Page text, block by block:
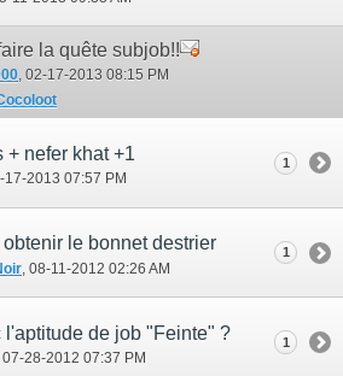
la quête subjob!!
‎, 02-17-2013 08:15 PM
+ nefer khat +1
17-2013 07:57 PM
1
le bonnet destrier
‎, 08-11-2012 02:26 AM
1
l'aptitude de job "Feinte" ?
07-28-2012 07:37 PM
1